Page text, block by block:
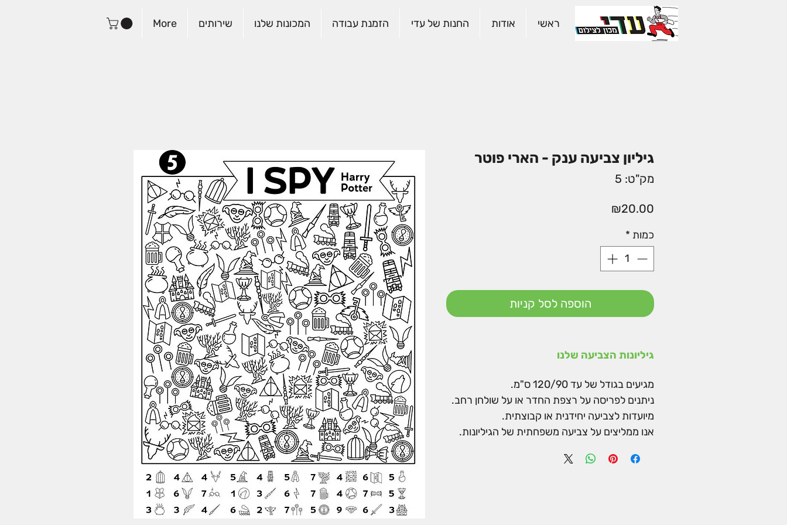
ראשי אודות החנות של עדי הזמנת עבודה המכונות שלנו שירותים More
גיליון צביעה ענק - הארי פוטר
מק"ט: 5
₪20.00
כמות *
הוספה לסל קניות
גיליונות הצביעה שלנו
מגיעים בגודל של עד 120/90 ס"מ.
ניתנים לפריסה על רצפת החדר או על שולחן רחב.
מיועדות לצביעה יחידנית או קבוצתית.
אנו ממליצים על צביעה משפחתית של הגיליונות.